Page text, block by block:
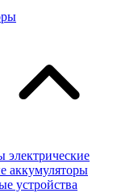
электрические
аккумуляторы
устройства